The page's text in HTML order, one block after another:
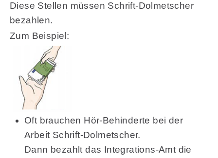
Diese Stellen müssen Schrift-Dolmetscher
bezahlen.
Zum Beispiel:
Oft brauchen Hör-Behinderte bei der
Arbeit Schrift-Dolmetscher.
Dann bezahlt das Integrations-Amt die